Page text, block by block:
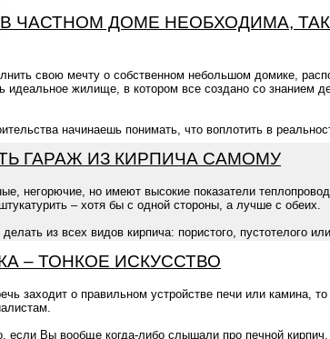
ЧАСТНОМ ДОМЕ НЕОБХОДИМА,
свою мечту о собственном небольшом домике,
идеальное жилище, в котором все создано со знанием
начинаешь понимать, что воплотить в
ГАРАЖ ИЗ КИРПИЧА САМОМУ
негорючие, но имеют высокие показатели
– хотя бы с одной стороны, а лучше с обеих.
из всех видов кирпича: пористого, пустотелого
– ТОНКОЕ ИСКУССТВО
заходит о правильном устройстве печи или камина,
если Вы вообще когда-либо слышали про печной